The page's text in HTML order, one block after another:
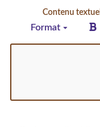
Contenu textuel
Format